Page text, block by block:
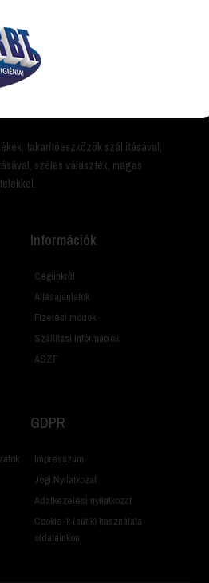
Hívj és segítünk Hétfőtől -
+36 20 223 8470
takarítóeszközök szállításával,
széles választék, magas
Információk
Cégünkről
Állásajánlatok
Fizetési módok
Szállítási Információk
ÁSZF
GDPR
Impresszum
Jogi Nyilatkozat
Adatkezelési nyilatkozat
Cookie-k (sütik) használata
oldalainkon